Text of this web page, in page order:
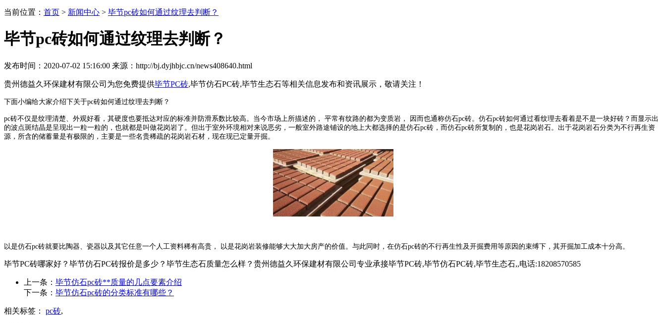
当前位置： 首页 > 新闻中心 > 毕节pc砖如何通过纹理去判断？
毕节pc砖如何通过纹理去判断？
发布时间：2020-07-02 15:16:00 来源：http://bj.dyjhbjc.cn/news408640.html
贵州德益久环保建材有限公司为您免费提供毕节PC砖,毕节仿石PC砖,毕节生态石等相关信息发布和资讯展示，敬请关注！
下面小编给大家介绍下关于pc砖如何通过纹理去判断？
pc砖不仅是纹理清楚、外观好看，其硬度也要抵达对应的标准并防滑系数比较高。当今市场上所描述的， 平常有纹路的都为变质岩， 因而也通称仿石pc砖。仿石pc砖如何通过看纹理去看着是不是一块好砖？而显示出
的波点斑结晶是呈现出一粒一粒的，也就都是叫做花岗岩了。但出于室外环境相对来说恶劣，一般室外路途铺设的地上大都选择的是仿石pc砖，而仿石pc砖所复制的，也是花岗岩石。出于花岗岩石分类为不行再生资
源，所含的储蓄量是有极限的，主要是一些名贵稀疏的花岗岩石材，现在现已定量开掘。
以是仿石pc砖就要比陶器、瓷器以及其它任意一个人工资料稀有高贵， 以是花岗岩装修能够大大加大房产的价值。与此同时，在仿石pc砖的不行再生性及开掘费用等原因的束缚下，其开掘加工成本十分高。
毕节PC砖哪家好？毕节仿石PC砖报价是多少？毕节生态石质量怎么样？贵州德益久环保建材有限公司专业承接毕节PC砖,毕节仿石PC砖,毕节生态石,,电话:18208570585
上一条： 毕节仿石pc砖**质量的几点要素介绍
下一条： 毕节仿石pc砖的分类标准有哪些？
相关标签： pc砖,